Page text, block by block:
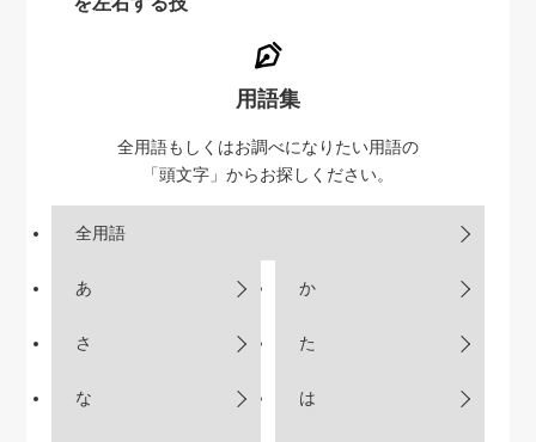
用語集
全用語もしくはお調べになりたい用語の
「頭文字」からお探しください。
全用語
あ か
さ た
な は